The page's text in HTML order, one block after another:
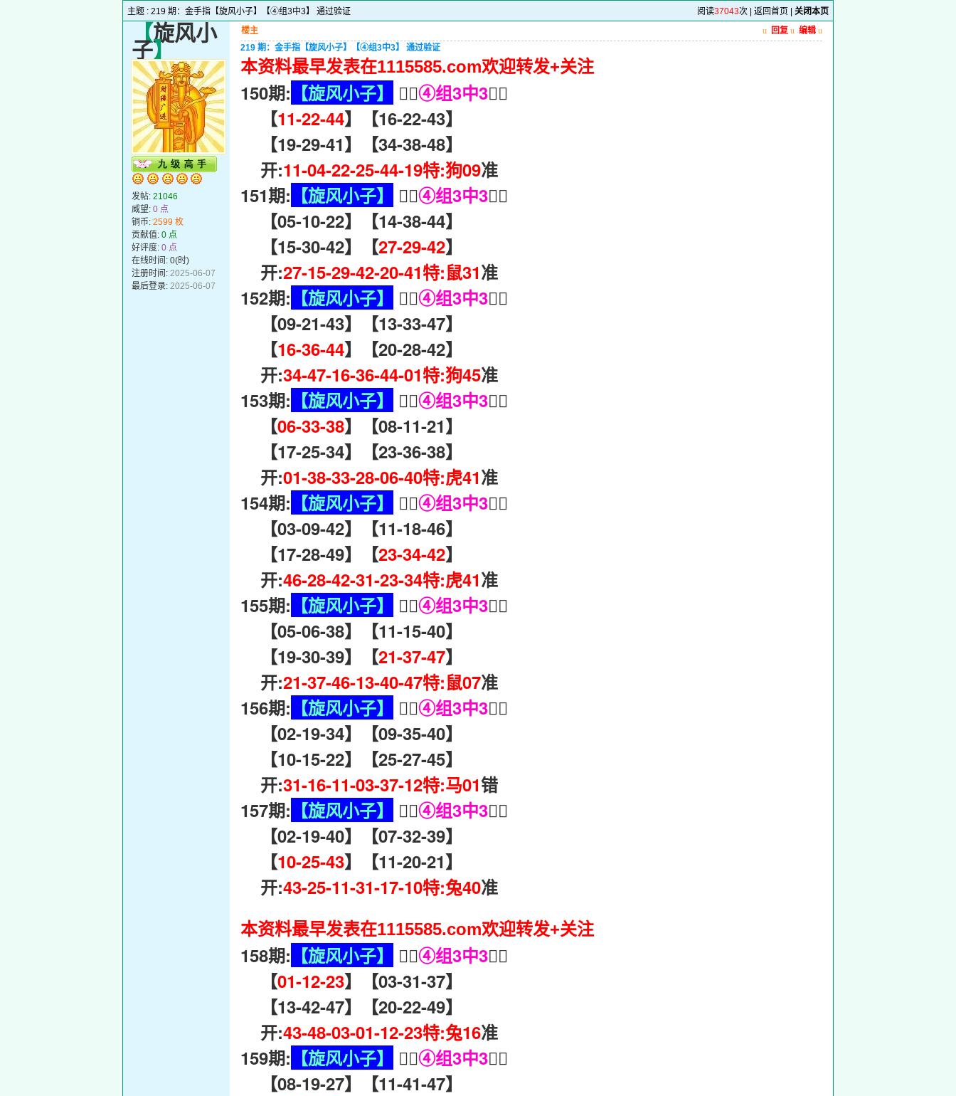
主题 : 219 期：金手指【旋风小子】【④组3中3】 通过验证 阅读37043次 | 返回首页 关闭本页
【旋风小
子】
发帖: 21046
威望: 0 点
铜币: 2599 枚
贡献值: 0 点
好评度: 0 点
在线时间: 0(时)
注册时间: 2025-06-07
最后登录: 2025-06-07
楼主 u 回复 u 编辑 u
219 期：金手指【旋风小子】【④组3中3】 通过验证
本资料最早发表在1115585.com欢迎转发+关注
150期: 【旋风小子】 🧏‍♀️④组3中3🧏‍♀️
【11-22-44】【16-22-43】
【19-29-41】【34-38-48】
开:11-04-22-25-44-19特:狗09准
151期: 【旋风小子】 🧏‍♀️④组3中3🧏‍♀️
【05-10-22】【14-38-44】
【15-30-42】【27-29-42】
开:27-15-29-42-20-41特:鼠31准
152期: 【旋风小子】 🧏‍♀️④组3中3🧏‍♀️
【09-21-43】【13-33-47】
【16-36-44】【20-28-42】
开:34-47-16-36-44-01特:狗45准
153期: 【旋风小子】 🧏‍♀️④组3中3🧏‍♀️
【06-33-38】【08-11-21】
【17-25-34】【23-36-38】
开:01-38-33-28-06-40特:虎41准
154期: 【旋风小子】 🧏‍♀️④组3中3🧏‍♀️
【03-09-42】【11-18-46】
【17-28-49】【23-34-42】
开:46-28-42-31-23-34特:虎41准
155期: 【旋风小子】 🧏‍♀️④组3中3🧏‍♀️
【05-06-38】【11-15-40】
【19-30-39】【21-37-47】
开:21-37-46-13-40-47特:鼠07准
156期: 【旋风小子】 🧏‍♀️④组3中3🧏‍♀️
【02-19-34】【09-35-40】
【10-15-22】【25-27-45】
开:31-16-11-03-37-12特:马01错
157期: 【旋风小子】 🧏‍♀️④组3中3🧏‍♀️
【02-19-40】【07-32-39】
【10-25-43】【11-20-21】
开:43-25-11-31-17-10特:兔40准
本资料最早发表在1115585.com欢迎转发+关注
158期: 【旋风小子】 🧏‍♀️④组3中3🧏‍♀️
【01-12-23】【03-31-37】
【13-42-47】【20-22-49】
开:43-48-03-01-12-23特:兔16准
159期: 【旋风小子】 🧏‍♀️④组3中3🧏‍♀️
【08-19-27】【11-41-47】